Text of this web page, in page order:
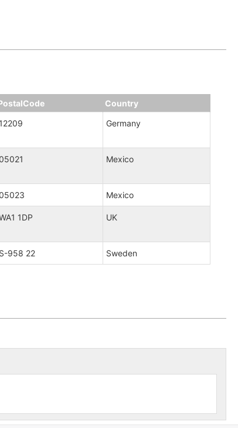
Country
12209 Germany
Mexico
Mexico
1DP UK
S-958 22 Sweden